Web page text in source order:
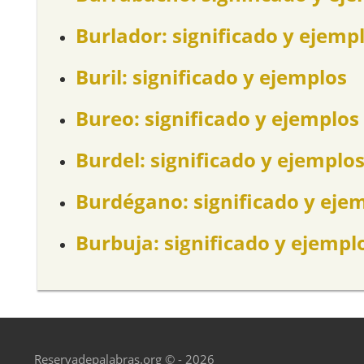
Burlador: significado y
Buril: significado y ejemplos
Bureo: significado y ejemplos
Burdel: significado y ejemplos
Burdégano: significado y
Burbuja: significado y
Reservadepalabras.org © - 2026